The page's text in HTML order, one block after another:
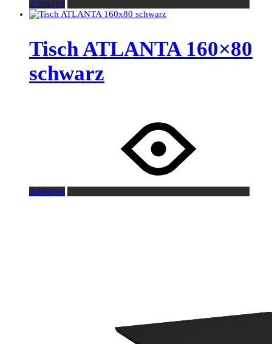
Anfragen
Tisch ATLANTA 160×80
schwarz
Anfragen